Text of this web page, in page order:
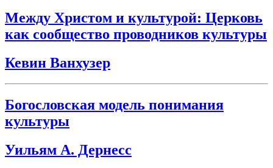
Между Христом и культурой: Церковь
как сообщество проводников культуры
Кевин Ванхузер
Богословская модель понимания
культуры
Уильям А. Дернесс